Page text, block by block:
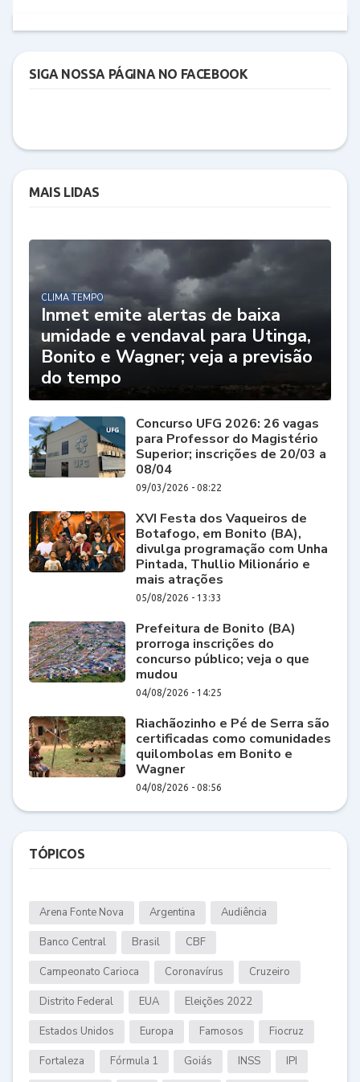
SIGA NOSSA PÁGINA NO FACEBOOK
MAIS LIDAS
CLIMA TEMPO
Inmet emite alertas de baixa
umidade e vendaval para Utinga,
Bonito e Wagner; veja a previsão
do tempo
Concurso UFG 2026: 26 vagas
para Professor do Magistério
Superior; inscrições de 20/03 a
08/04
09/03/2026 - 08:22
XVI Festa dos Vaqueiros de
Botafogo, em Bonito (BA),
divulga programação com Unha
Pintada, Thullio Milionário e
mais atrações
05/08/2026 - 13:33
Prefeitura de Bonito (BA)
prorroga inscrições do
concurso público; veja o que
mudou
04/08/2026 - 14:25
Riachãozinho e Pé de Serra são
certificadas como comunidades
quilombolas em Bonito e
Wagner
04/08/2026 - 08:56
TÓPICOS
Arena Fonte Nova Argentina Audiência
Banco Central Brasil CBF
Campeonato Carioca Coronavírus Cruzeiro
Distrito Federal EUA Eleições 2022
Estados Unidos Europa Famosos Fiocruz
Fortaleza Fórmula 1 Goiás INSS IPI